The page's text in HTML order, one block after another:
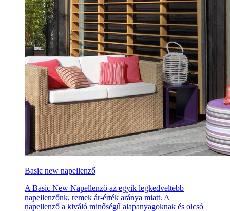
Basic new napellenző
A Basic New Napellenző az egyik legkedveltebb
napellenzőnk, remek ár-érték aránya miatt. A
napellenző a kiváló minőségű alapanyagoknak és olcsó